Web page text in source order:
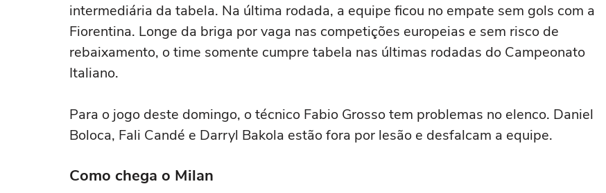
intermediária da tabela. Na última rodada, a equipe ficou no empate sem gols com a
Fiorentina. Longe da briga por vaga nas competições europeias e sem risco de
rebaixamento, o time somente cumpre tabela nas últimas rodadas do Campeonato
Italiano.
Para o jogo deste domingo, o técnico Fabio Grosso tem problemas no elenco. Daniel
Boloca, Fali Candé e Darryl Bakola estão fora por lesão e desfalcam a equipe.
Como chega o Milan